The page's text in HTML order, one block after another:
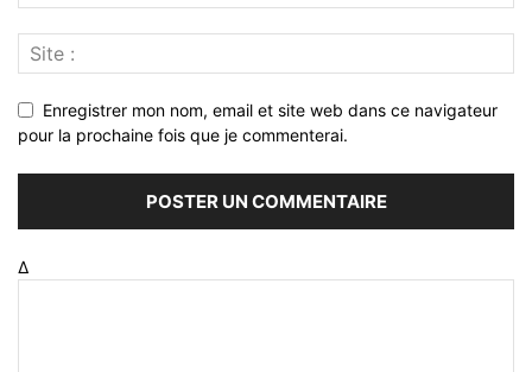
Enregistrer mon nom, email et site web dans ce navigateur
pour la prochaine fois que je commenterai.
Δ